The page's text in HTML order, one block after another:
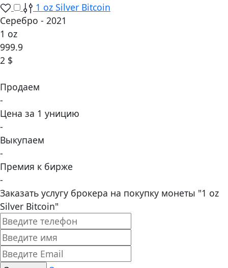
1 oz Silver Bitcoin
Серебро - 2021
1 oz
999.9
2 $
Продаем
-
Цена за 1 уницию
-
Выкупаем
-
Премия к бирже
-
Заказать услугу брокера на покупку монеты "1 oz
Silver Bitcoin"